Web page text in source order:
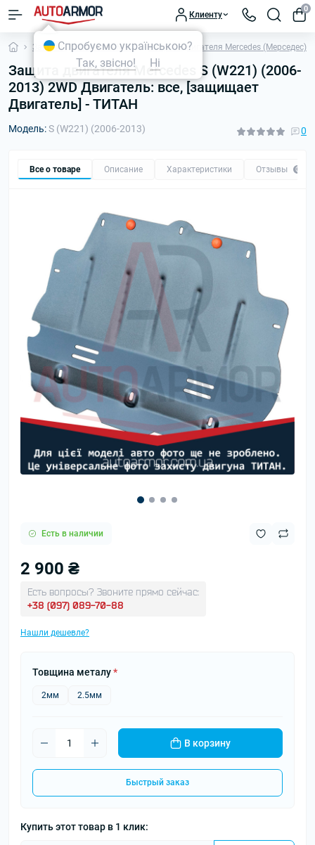
Клиенту
0
Защита двигателя и КПП Защита двигателя Mercedes (Мерседес)
Защита двигателя Mercedes S (W221) (2006-
2013) 2WD Двигатель: все, [защищает
Двигатель] - ТИТАН
Модель:S (W221) (2006-2013) 0
Все о товаре Описание Характеристики Отзывы 0
Есть в наличии
2 900 ₴
Есть вопросы? Звоните прямо сейчас:
+38 (097) 089-70-88
Нашли дешевле?
Товщина металу*
2мм 2.5мм
В корзину
Быстрый заказ
Купить этот товар в 1 клик:
Спробуємо українською?
Так, звісно!
Ні